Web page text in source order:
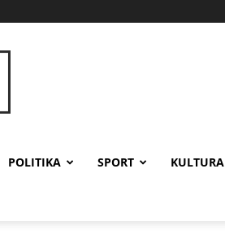
POLITIKA SPORT KULTURA